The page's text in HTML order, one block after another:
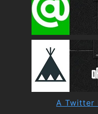
A Twitter